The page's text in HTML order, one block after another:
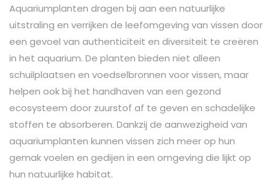
Aquariumplanten dragen bij aan een natuurlijke
uitstraling en verrijken de leefomgeving van vissen door
een gevoel van authenticiteit en diversiteit te creëren
in het aquarium. De planten bieden niet alleen
schuilplaatsen en voedselbronnen voor vissen, maar
helpen ook bij het handhaven van een gezond
ecosysteem door zuurstof af te geven en schadelijke
stoffen te absorberen. Dankzij de aanwezigheid van
aquariumplanten kunnen vissen zich meer op hun
gemak voelen en gedijen in een omgeving die lijkt op
hun natuurlijke habitat.